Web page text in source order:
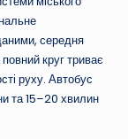
середня
круг триває
руху. Автобус
та 15–20 хвилин